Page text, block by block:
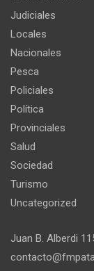
Judiciales
Locales
Nacionales
Pesca
Policiales
Política
Provinciales
Salud
Sociedad
Turismo
Uncategorized
Juan B. Alberdi